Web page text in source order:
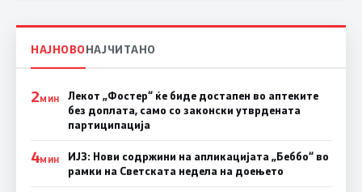
НАЈНОВОНАЈЧИТАНО
2МИН
Лекот „Фостер“ ќе биде достапен во аптеките
без доплата, само со законски утврдената
партиципација
4МИН
ИЈЗ: Нови содржини на апликацијата „Беббо“ во
рамки на Светската недела на доењето